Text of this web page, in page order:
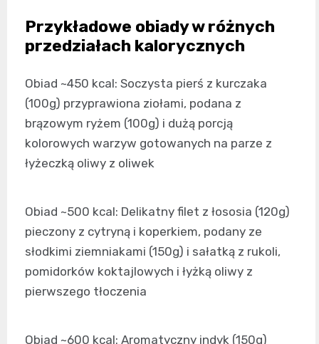
Przykładowe obiady w różnych
przedziałach kalorycznych
Obiad ~450 kcal: Soczysta pierś z kurczaka
(100g) przyprawiona ziołami, podana z
brązowym ryżem (100g) i dużą porcją
kolorowych warzyw gotowanych na parze z
łyżeczką oliwy z oliwek
Obiad ~500 kcal: Delikatny filet z łososia (120g)
pieczony z cytryną i koperkiem, podany ze
słodkimi ziemniakami (150g) i sałatką z rukoli,
pomidorków koktajlowych i łyżką oliwy z
pierwszego tłoczenia
Obiad ~600 kcal: Aromatyczny indyk (150g)